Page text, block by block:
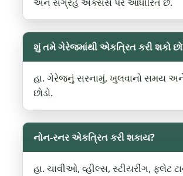
શું તમે ગેરેજમાંથી એકત્રિત કરી શકો
હા. ગેરેજનું સરનામું, ખુલવાનો સમય
છોડો.
નોન-રનર એકત્રિત કરી શકાય?
હા. ચાવીઓ, વ્હીલ્સ, સ્ટીયરીંગ, ફ્લેટ